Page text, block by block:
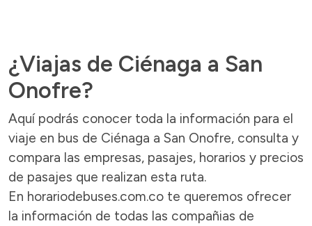
¿Viajas de Ciénaga a San
Onofre?
Aquí podrás conocer toda la información para el
viaje en bus de Ciénaga a San Onofre, consulta y
compara las empresas, pasajes, horarios y precios
de pasajes que realizan esta ruta.
En horariodebuses.com.co te queremos ofrecer
la información de todas las compañias de